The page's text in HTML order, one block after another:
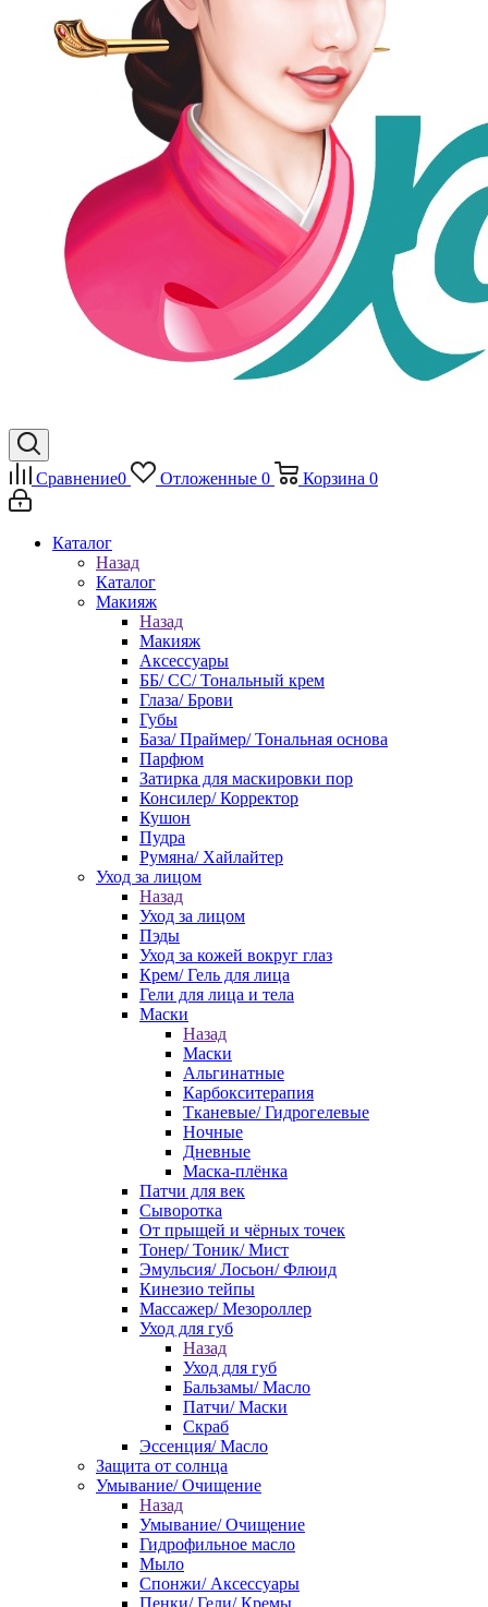
Сравнение0 Отложенные 0 Корзина 0
Каталог
Назад
Каталог
Макияж
Назад
Макияж
Аксессуары
ББ/ СС/ Тональный крем
Глаза/ Брови
Губы
База/ Праймер/ Тональная основа
Парфюм
Затирка для маскировки пор
Консилер/ Корректор
Кушон
Пудра
Румяна/ Хайлайтер
Уход за лицом
Назад
Уход за лицом
Пэды
Уход за кожей вокруг глаз
Крем/ Гель для лица
Гели для лица и тела
Маски
Назад
Маски
Альгинатные
Карбокситерапия
Тканевые/ Гидрогелевые
Ночные
Дневные
Маска-плёнка
Патчи для век
Сыворотка
От прыщей и чёрных точек
Тонер/ Тоник/ Мист
Эмульсия/ Лосьон/ Флюид
Кинезио тейпы
Массажер/ Мезороллер
Уход для губ
Назад
Уход для губ
Бальзамы/ Масло
Патчи/ Маски
Скраб
Эссенция/ Масло
Защита от солнца
Умывание/ Очищение
Назад
Умывание/ Очищение
Гидрофильное масло
Мыло
Спонжи/ Аксессуары
Пенки/ Гели/ Кремы